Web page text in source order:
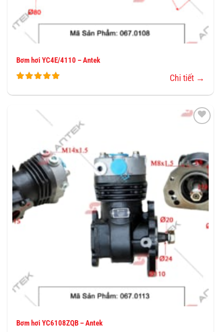
Bơm hơi YC4E/4110 – Antek
Chi tiết →
YÊU
THÍCH
Bơm hơi YC6108ZQB – Antek